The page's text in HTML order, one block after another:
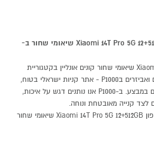
למה כדאי לקנות סמארטפון Xiaomi 14T Pro 5G 12+512GB שיאומי שחור ב-
סמארטפון Xiaomi 14T Pro 5G 12+512GB שיאומי שחור קונים אונליין בקטגוריית
סמארטפונים במחלקת סמארטפונים ואביזרים בP1000 - אתר קניות ישראלי בטוח,
משתלם ונוח המציע מוצרים מומלצים במבצע. ב-P1000 אנו נותנים דגש על איכות,
לצד קנייה מאובטחת ונוחה.
אצלנו, קניות באינטרנט של סמארטפון Xiaomi 14T Pro 5G 12+512GB שיאומי שחור